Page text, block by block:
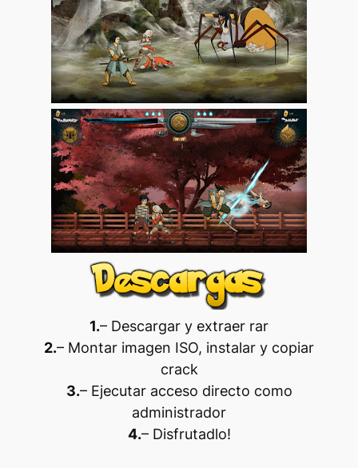
1.– Descargar y extraer rar
2.– Montar imagen ISO, instalar y copiar
crack
3.– Ejecutar acceso directo como
administrador
4.– Disfrutadlo!